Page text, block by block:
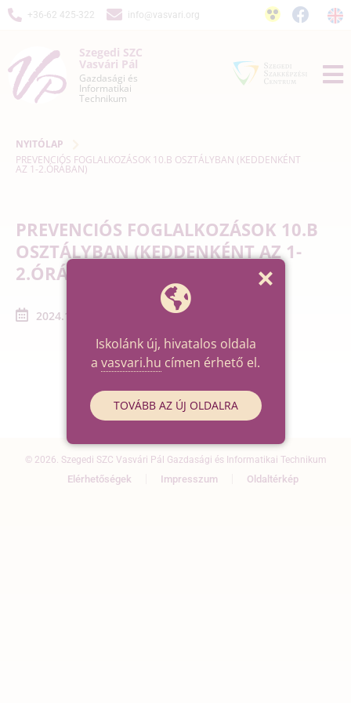
+36-62 425-322 info@vasvari.org
Szegedi SZC
Vasvári Pál
Gazdasági és
Informatikai
Technikum
NYITÓLAP
PREVENCIÓS FOGLALKOZÁSOK 10.B OSZTÁLYBAN (KEDDENKÉNT
AZ 1-2.ÓRÁBAN)
PREVENCIÓS FOGLALKOZÁSOK 10.B
OSZTÁLYBAN (KEDDENKÉNT AZ 1-
2.ÓRÁBAN)
2024.10.01. - 2024.10.22.
© 2026. Szegedi SZC Vasvári Pál Gazdasági és Informatikai Technikum
Elérhetőségek Impresszum Oldaltérkép
Iskolánk új, hivatalos oldala
a vasvari.hu címen érhető el.
TOVÁBB AZ ÚJ OLDALRA